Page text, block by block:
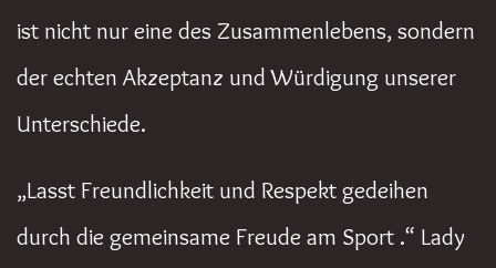
ist nicht nur eine des Zusammenlebens, sondern
der echten Akzeptanz und Würdigung unserer
Unterschiede.
„Lasst Freundlichkeit und Respekt gedeihen
durch die gemeinsame Freude am Sport .“ Lady